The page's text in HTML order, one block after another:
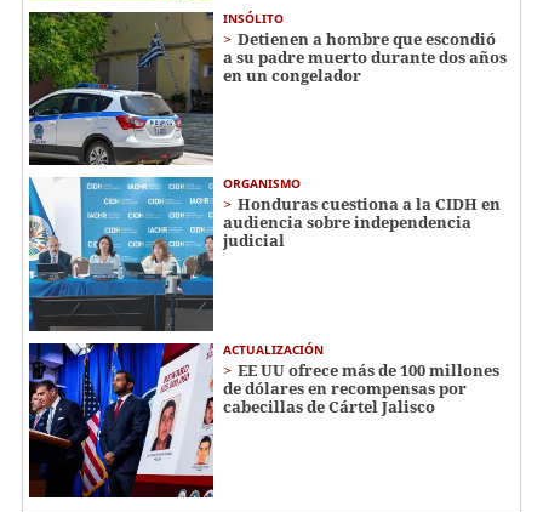
INSÓLITO
Detienen a hombre que escondió
a su padre muerto durante dos años
en un congelador
ORGANISMO
Honduras cuestiona a la CIDH en
audiencia sobre independencia
judicial
ACTUALIZACIÓN
EE UU ofrece más de 100 millones
de dólares en recompensas por
cabecillas de Cártel Jalisco